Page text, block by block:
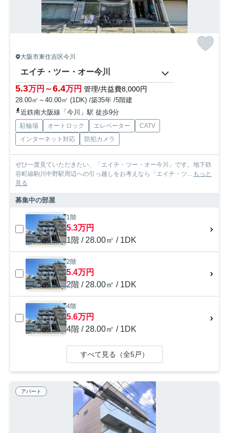
大阪市東住吉区今川
エイチ・ツー・オー今川
5.3万円～6.4万円 管理/共益費8,000円
28.00㎡～40.00㎡ (1DK) /築35年 /5階建
近鉄南大阪線「今川」駅 徒歩9分
駐輪場 オートロック エレベーター
CATV
インターネット対応
防犯カメラ
ぜひ一度見ていただきたい、「エイチ・ツー・オー今川」です。地下鉄
谷町線駒川中野駅周辺への引っ越しをお考えなら「エイチ・ツ... もっと
見る
募集中の部屋
1階
5.3万円
1階 / 28.00㎡ / 1DK
2階
5.4万円
2階 / 28.00㎡ / 1DK
4階
5.6万円
4階 / 28.00㎡ / 1DK
すべて見る（全5戸）
アパート